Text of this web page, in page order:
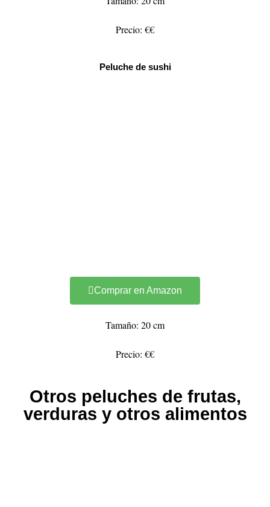
Precio: €€
Peluche de sushi
Comprar en Amazon
Tamaño: 20 cm
Precio: €€
Otros peluches de frutas,
verduras y otros alimentos